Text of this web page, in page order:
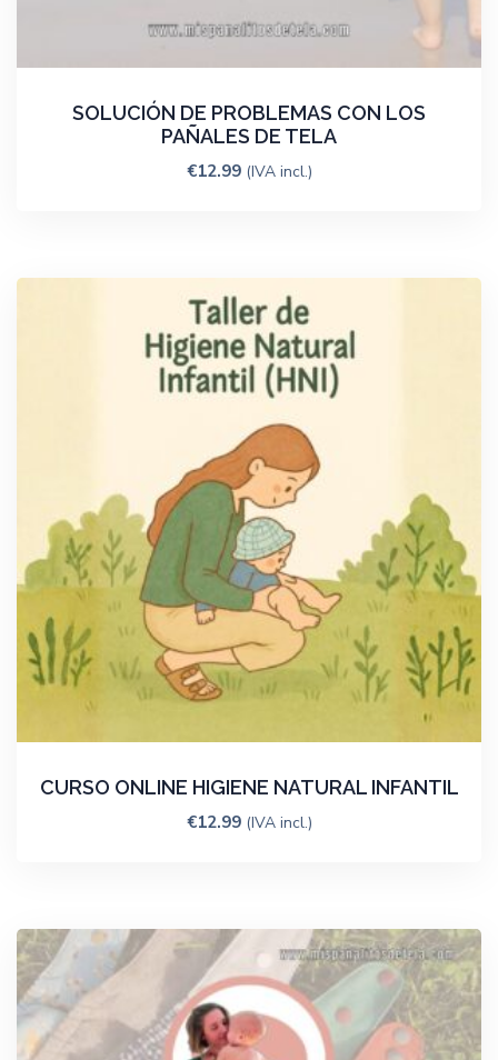
SOLUCIÓN DE PROBLEMAS CON LOS
PAÑALES DE TELA
€12.99 (IVA incl.)
CURSO ONLINE HIGIENE NATURAL INFANTIL
€12.99 (IVA incl.)